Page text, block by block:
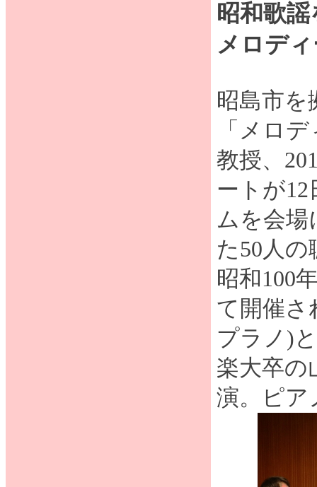
昭和歌
メロデ
昭島市を
「メロ
教授、
ートが
ムを会場
た50人
昭和100
て開催さ
プラノ)
楽大卒の
演。ピア